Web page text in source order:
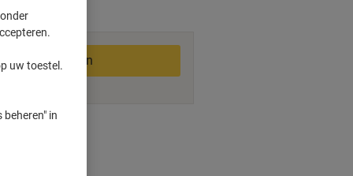
werkdagen
In winkelwagen
uw toestel.
in